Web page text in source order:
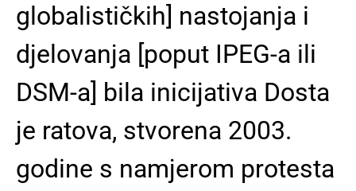
globalističkih] nastojanja i
djelovanja [poput IPEG-a ili
DSM-a] bila inicijativa Dosta
je ratova, stvorena 2003.
godine s namjerom protesta